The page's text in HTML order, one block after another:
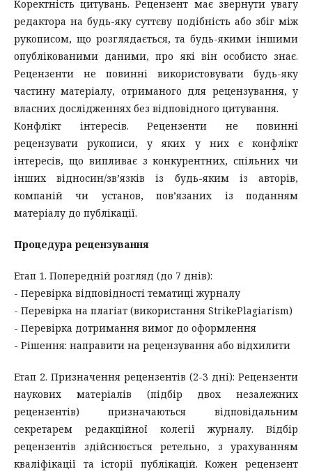
Коректність цитувань. Рецензент має звернути увагу
редактора на будь-яку суттєву подібність або збіг між
рукописом, що розглядається, та будь-якими іншими
опублікованими даними, про які він особисто знає.
Рецензенти не повинні використовувати будь-яку
частину матеріалу, отриманого для рецензування, у
власних дослідженнях без відповідного цитування.
Конфлікт інтересів. Рецензенти не повинні
рецензувати рукописи, у яких у них є конфлікт
інтересів, що випливає з конкурентних, спільних чи
інших відносин/зв’язків із будь-яким із авторів,
компаній чи установ, пов’язаних із поданням
матеріалу до публікації.
Процедура рецензування
Етап 1. Попередній розгляд (до 7 днів):
- Перевірка відповідності тематиці журналу
- Перевірка на плагіат (використання StrikePlagiarism)
- Перевірка дотримання вимог до оформлення
- Рішення: направити на рецензування або відхилити
Етап 2. Призначення рецензентів (2-3 дні): Рецензенти
наукових матеріалів (підбір двох незалежних
рецензентів) призначаються відповідальним
секретарем редакційної колегії журналу. Відбір
рецензентів здійснюється ретельно, з урахуванням
кваліфікації та історії публікацій. Кожен рецензент